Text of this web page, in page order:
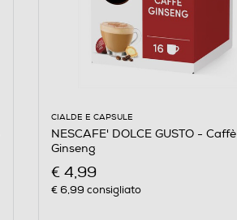
CIALDE E CAPSULE
NESCAFE' DOLCE GUSTO - Caffè
Ginseng
€ 4,99
€ 6,99 consigliato